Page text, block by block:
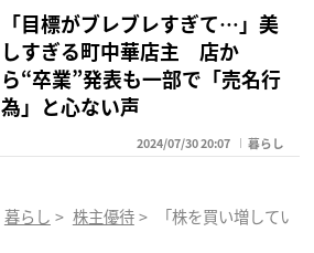
「目標がブレブレすぎて…」美
しすぎる町中華店主 店か
ら“卒業”発表も一部で「売名行
為」と心ない声
2024/07/30 20:07 暮らし
暮らし > 株主優待 > 「株を買い増してい